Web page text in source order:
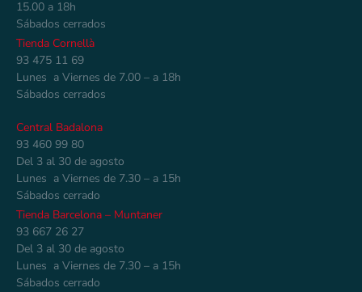
15.00 a 18h
Sábados cerrados
Tienda Cornellà
93 475 11 69
Lunes a Viernes de 7.00 – a 18h
Sábados cerrados
Central Badalona
93 460 99 80
Del 3 al 30 de agosto
Lunes a Viernes de 7.30 – a 15h
Sábados cerrado
Tienda Barcelona – Muntaner
93 667 26 27
Del 3 al 30 de agosto
Lunes a Viernes de 7.30 – a 15h
Sábados cerrado